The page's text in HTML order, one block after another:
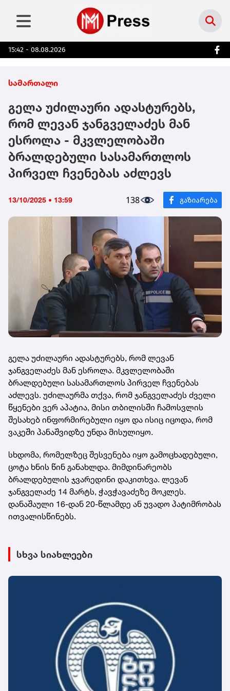
15:42 - 08.08.2026
სამართალი
გელა უძილაური ადასტურებს,
რომ ლევან ჯანგველაძეს მან
ესროლა - მკვლელობაში
ბრალდებული სასამართლოს
პირველ ჩვენებას აძლევს
13/10/2025 • 13:59 138
გელა უძილაური ადასტურებს, რომ ლევან
ჯანგველაძეს მან ესროლა. მკვლელობაში
ბრალდებული სასამართლოს პირველ ჩვენებას
აძლევს. უძილაურმა თქვა, რომ ჯანგველაძეს ძველი
წყენები ვერ აპატია, მისი თბილისში ჩამოსვლის
შესახებ ინფორმირებული იყო და ისიც იცოდა, რომ
ვაკეში პანაშვიდზე უნდა მისულიყო.
სხდომა, რომელზეც შესვენება იყო გამოცხადებული,
ცოტა ხნის წინ განახლდა. მიმდინარეობს
ბრალდებულის ჯვარედინი დაკითხვა. ლევან
ჯანგველაძე 14 მარტს, ჭავჭავაძეზე მოკლეს.
დანაშაული 16-დან 20-წლამდე ან უვადო პატიმრობას
ითვალისწინებს.
სხვა სიახლეები